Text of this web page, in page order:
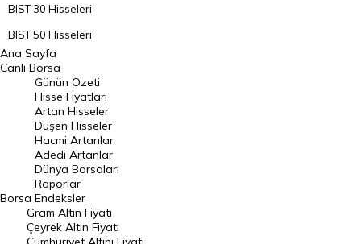
BIST 30 Hisseleri
BIST 50 Hisseleri
BIST 100 Hisseleri
En Çok Artan Hisseler
En Çok Düşen Hisseler
Hacmi Artanlar
Geçmiş Kapanışlar
Dünya Borsaları
Raporlar
Endeksler
Ana Sayfa
Canlı Borsa
Borsa
Günün Özeti
Hisse Fiyatları
Artan Hisseler
Düşen Hisseler
Hacmi Artanlar
Adedi Artanlar
Dünya Borsaları
Raporlar
Endeksler
Gram Altın Fiyatı
Çeyrek Altın Fiyatı